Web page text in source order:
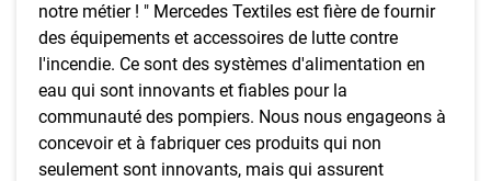
notre métier ! " Mercedes Textiles est fière de fournir
des équipements et accessoires de lutte contre
l'incendie. Ce sont des systèmes d'alimentation en
eau qui sont innovants et fiables pour la
communauté des pompiers. Nous nous engageons à
concevoir et à fabriquer ces produits qui non
seulement sont innovants, mais qui assurent